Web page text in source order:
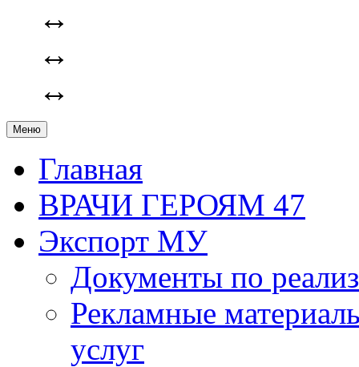
↔
↔
↔
Меню
Главная
ВРАЧИ ГЕРОЯМ 47
Экспорт МУ
Документы по
Рекламные
услуг